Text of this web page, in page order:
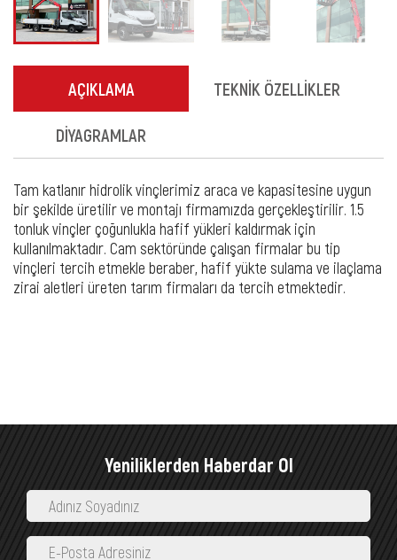
AÇIKLAMA TEKNİK ÖZELLİKLER
DİYAGRAMLAR
Tam katlanır hidrolik vinçlerimiz araca ve kapasitesine uygun
bir şekilde üretilir ve montajı firmamızda gerçekleştirilir. 1.5
tonluk vinçler çoğunlukla hafif yükleri kaldırmak için
kullanılmaktadır. Cam sektöründe çalışan firmalar bu tip
vinçleri tercih etmekle beraber, hafif yükte sulama ve ilaçlama
zirai aletleri üreten tarım firmaları da tercih etmektedir.
Yeniliklerden Haberdar Ol